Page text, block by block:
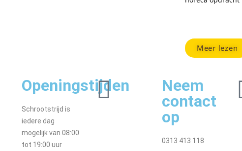
Meer lezen
Openingstijden
Schrootstrijd is
iedere dag
mogelijk van 08:00
tot 19:00 uur
Neem
contact
op
0313 413 118